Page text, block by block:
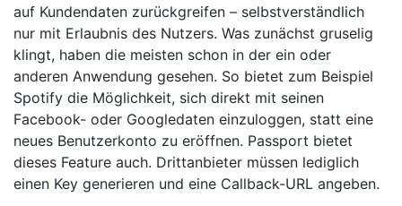
auf Kundendaten zurückgreifen – selbstverständlich
nur mit Erlaubnis des Nutzers. Was zunächst gruselig
klingt, haben die meisten schon in der ein oder
anderen Anwendung gesehen. So bietet zum Beispiel
Spotify die Möglichkeit, sich direkt mit seinen
Facebook- oder Googledaten einzuloggen, statt eine
neues Benutzerkonto zu eröffnen. Passport bietet
dieses Feature auch. Drittanbieter müssen lediglich
einen Key generieren und eine Callback-URL angeben.